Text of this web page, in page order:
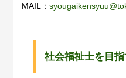
MAIL：
社会福祉士を目